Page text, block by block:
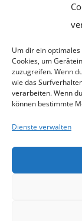
Um dir ein
Cookies, um
zuzugreifen. Wenn
wie das
verarbeiten. Wenn
können bestimmte
Dienste verwalten
Ballindamm 13
Telefon:+49 40
Handy:+49
Website:http://